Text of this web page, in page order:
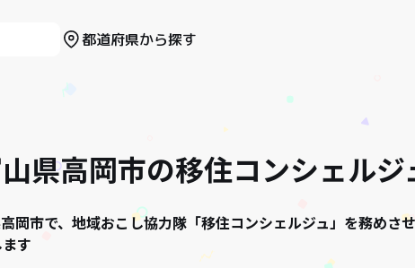
都道府県から探す
県高岡市の移住コンシェルジ
岡市で、地域おこし協力隊「移住コンシェルジュ」を務めさ
す